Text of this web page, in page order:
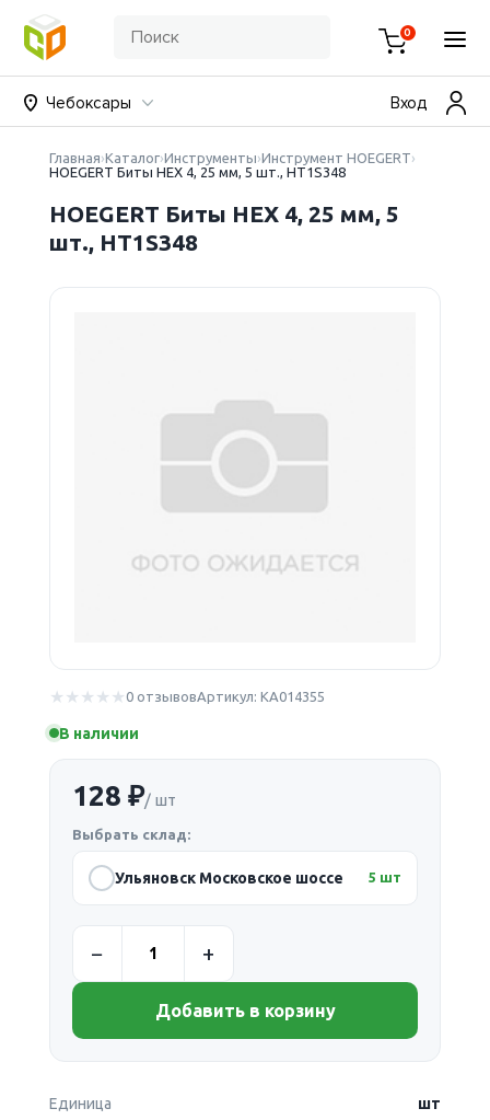
0
Чебоксары Вход
Главная Каталог Инструменты Инструмент HOEGERT
HOEGERT Биты HEX 4, 25 мм, 5 шт., HT1S348
HOEGERT Биты HEX 4, 25 мм, 5
шт., HT1S348
0 отзывовАртикул: КА014355
В наличии
128 ₽/ шт
Выбрать склад:
Ульяновск Московское шоссе 5 шт
Добавить в корзину
Единица шт